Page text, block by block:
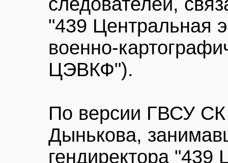
"439 Центральная
военно-
ЦЭВКФ").
По версии ГВСУ СК
Дынькова,
гендиректора